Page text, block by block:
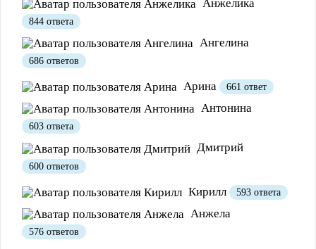
Анжелика
844 ответа
Ангелина
686 ответов
Арина 661 ответ
Антонина
603 ответа
Дмитрий
600 ответов
Кирилл 593 ответа
Анжела
576 ответов